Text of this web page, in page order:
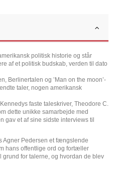
politisk historie og står
af et politisk budskab, verden til dato
Berlinertalen og ’Man on the moon’-
taler, nogen amerikansk
faste taleskriver, Theodore C.
dette unikke samarbejde med
gav et af sine sidste interviews til
Agner Pedersen et fængslende
hans offentlige ord og fortæller
grund for talerne, og hvordan de blev